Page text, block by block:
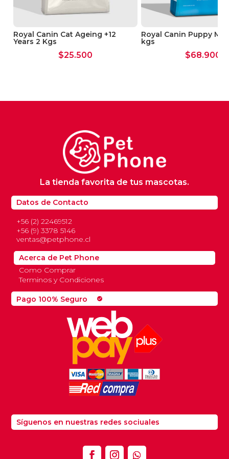
Royal Canin Cat Ageing +12
Years 2 Kgs
$25.500
Royal Canin Puppy
kgs
$68.900
Pago 100% Seguro check_circle
Datos de Contacto
+56 (2) 22469512
+56 (9) 3378 5146
ventas@petphone.cl
La tienda favorita de tus mascotas.
Acerca de Pet Phone
Como Comprar
Terminos y Condiciones
Síguenos en nuestras redes sociuales